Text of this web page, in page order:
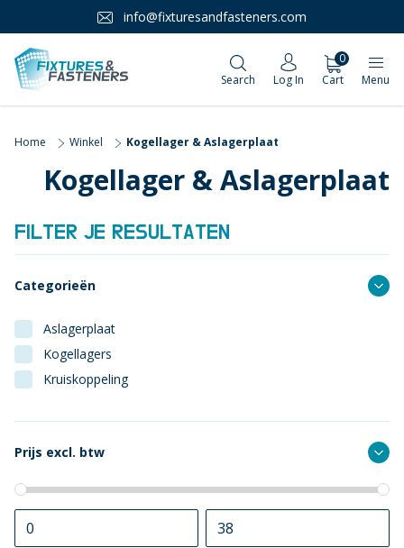
info@fixturesandfasteners.com
Search Log In
0
Cart
Menu
Home Winkel Kogellager & Aslagerplaat
Kogellager & Aslagerplaat
FILTER JE RESULTATEN
Categorieën
Aslagerplaat
Kogellagers
Kruiskoppeling
Prijs excl. btw